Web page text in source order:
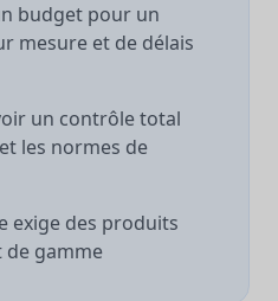
budget pour un
mesure et de délais
un contrôle total
les normes de
exige des produits
de gamme